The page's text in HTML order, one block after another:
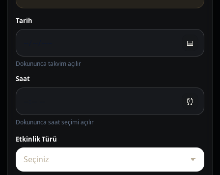
Tarih
📅
Dokununca takvim açılır
Saat
⏰
Dokununca saat seçimi açılır
Etkinlik Türü